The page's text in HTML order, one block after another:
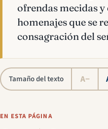
ofrendas mecidas y
homenajes que se
consagración del
Tamaño del texto A−
EN ESTA PÁGINA